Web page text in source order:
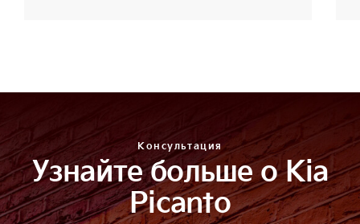
Консультация
Узнайте больше о Kia
Picanto